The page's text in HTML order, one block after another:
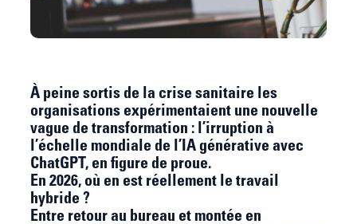
À peine sortis de la crise sanitaire les
organisations expérimentaient une nouvelle
vague de transformation : l’irruption à
l’échelle mondiale de l’IA générative avec
ChatGPT, en figure de proue.
En 2026, où en est réellement le travail
hybride ?
Entre retour au bureau et montée en